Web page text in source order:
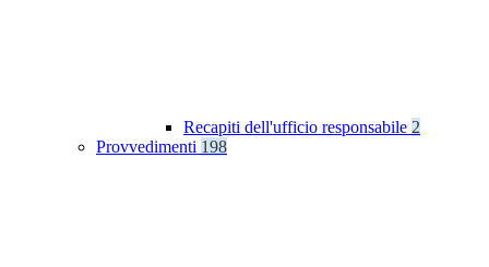
Recapiti dell'ufficio responsabile 2
Provvedimenti 198